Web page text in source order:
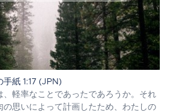
手紙 1:17 (JPN)
、軽率なことであったであろうか。それ
の思いによって計画したため、わたしの